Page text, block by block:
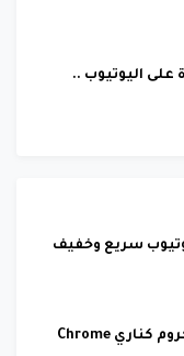
على اليوتيوب ..
سريع وخفيف
تحميل متصفح جوجل كروم كناري Chrome